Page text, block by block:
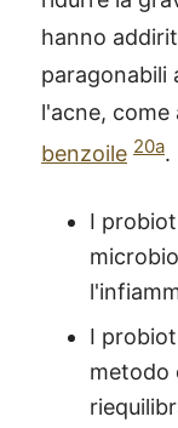
hanno
paragonabili
l'acne,
benzoile 20a.
I
I
metodo